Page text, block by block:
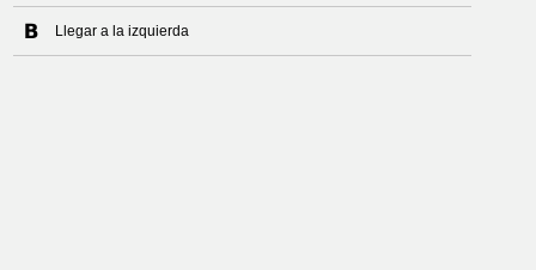
Llegar a la izquierda